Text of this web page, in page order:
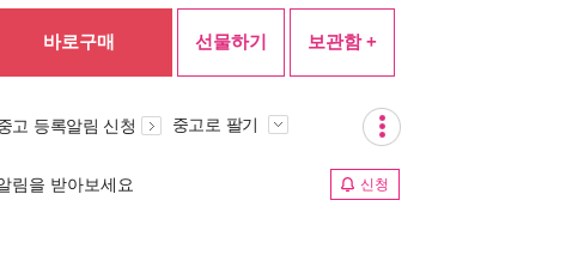
바로구매 선물하기 보관함 +
고 등록알림 신청 중고로 팔기
림을 받아보세요 신청